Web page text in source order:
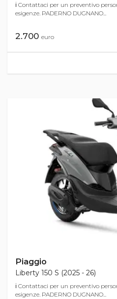
ℹ Contattaci per un preventivo
esigenze. PADERNO DUGNANO...
2.700 euro
Piaggio
Liberty 150 S (2025 - 26)
ℹ Contattaci per un preventivo
esigenze. PADERNO DUGNANO...